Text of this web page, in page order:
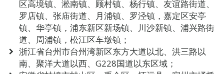
区高境镇、淞南镇、顾村镇、杨行镇、友谊路街道、
罗店镇、张庙街道、月浦镇、罗泾镇，嘉定区安亭
镇、华亭镇，浦东新区新场镇、川沙新镇、浦兴路街
道、周浦镇，松江区车墩镇；
浙江省台州市台州湾新区东方大道以北、洪三路以
南、聚洋大道以西、G228国道以东区域；